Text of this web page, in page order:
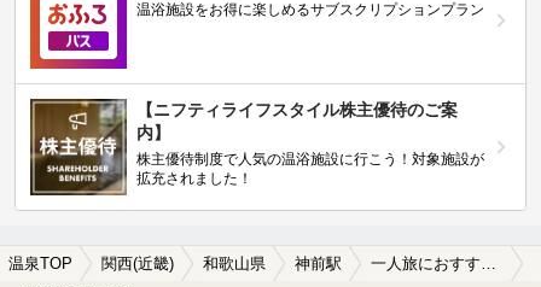
温浴施設をお得に楽しめるサブスクリプションプラン
【ニフティライフスタイル株主優待のご案
内】
株主優待制度で人気の温浴施設に行こう！対象施設が
拡充されました！
温泉TOP 関西(近畿) 和歌山県 神前駅 一人旅におすすめの神前駅近くの温泉、日帰り温泉、スーパー銭湯おすすめ